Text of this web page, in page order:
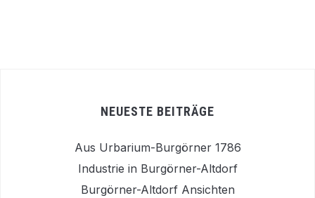
NEUESTE BEITRÄGE
Aus Urbarium-Burgörner 1786
Industrie in Burgörner-Altdorf
Burgörner-Altdorf Ansichten